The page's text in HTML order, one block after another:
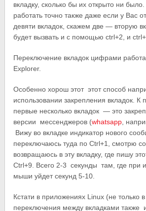
вкладку, сколько бы их открыто ни
работать точно также даже если у Вас
девяти вкладок, скажем две — вторую
будет вызвать и с помощью ctrl+2, и
Переключение вкладок цифрами
Explorer.
Особенно хорош этот этот способ
использовании закрепления вкладок. К
первые несколько вкладок — это
версии мессенджеров (whatsapp,
Вижу во вкладке индикатор нового
переключаюсь туда по Ctrl+1, смотрю
возвращаюсь в эту вкладку, где пишу
Ctrl+9. Всего 2-3 секунды там, где при
мыши уйдет секунд 5-10.
Кстати в приложениях Linux (не только
переключения между вкладками также